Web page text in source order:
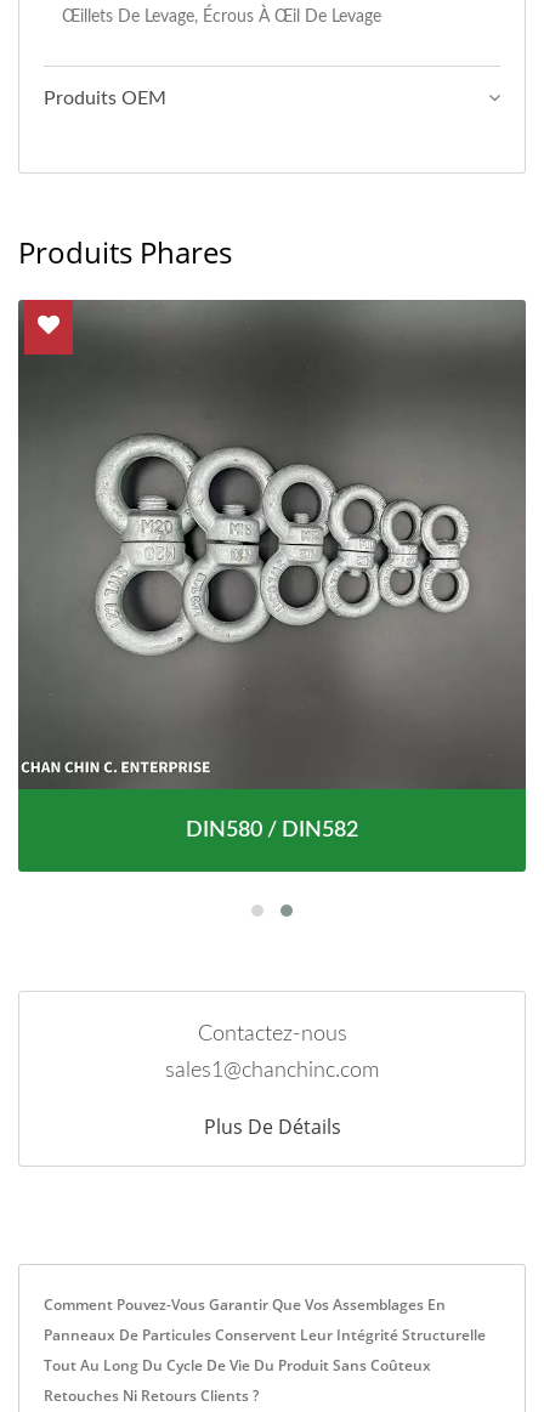
Œillets De Levage, Écrous À Œil De Levage
Produits OEM
Produits Phares
DIN580 / DIN582
Contactez-nous
sales1@chanchinc.com
Plus De Détails
Comment Pouvez-Vous Garantir Que Vos Assemblages En
Panneaux De Particules Conservent Leur Intégrité Structurelle
Tout Au Long Du Cycle De Vie Du Produit Sans Coûteux
Retouches Ni Retours Clients ?